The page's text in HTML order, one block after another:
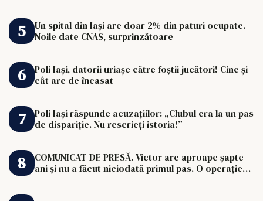
Un spital din Iași are doar 2% din paturi ocupate.
Noile date CNAS, surprinzătoare
Poli Iași, datorii uriașe către foștii jucători! Cine și
cât are de încasat
Poli Iași răspunde acuzațiilor: „Clubul era la un pas
de dispariție. Nu rescrieți istoria!”
COMUNICAT DE PRESĂ. Victor are aproape șapte
ani și nu a făcut niciodată primul pas. O operație